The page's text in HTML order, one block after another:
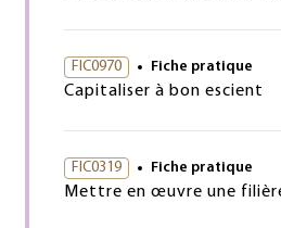
FIC0970 Fiche pratique
Capitaliser à bon escient
FIC0319 Fiche pratique
Mettre en œuvre une